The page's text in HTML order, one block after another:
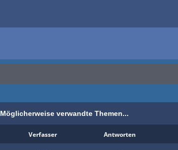
Möglicherweise verwandte Themen...
Verfasser Antworten